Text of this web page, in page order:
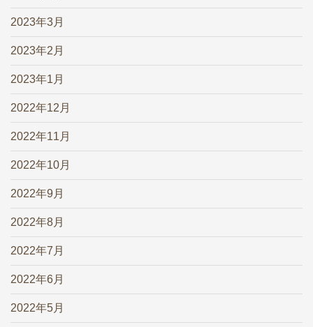
2023年3月
2023年2月
2023年1月
2022年12月
2022年11月
2022年10月
2022年9月
2022年8月
2022年7月
2022年6月
2022年5月